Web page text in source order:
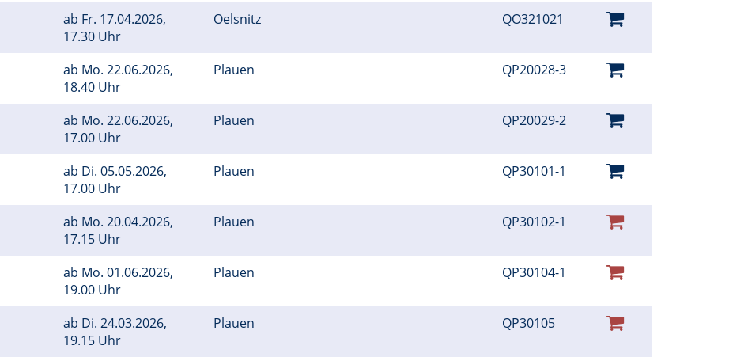
ab Fr. 17.04.2026,
17.30 Uhr
Oelsnitz QO321021
ab Mo. 22.06.2026,
18.40 Uhr
Plauen QP20028-3
ab Mo. 22.06.2026,
17.00 Uhr
Plauen QP20029-2
ab Di. 05.05.2026,
17.00 Uhr
Plauen QP30101-1
ab Mo. 20.04.2026,
17.15 Uhr
Plauen QP30102-1
ab Mo. 01.06.2026,
19.00 Uhr
Plauen QP30104-1
ab Di. 24.03.2026,
19.15 Uhr
Plauen QP30105